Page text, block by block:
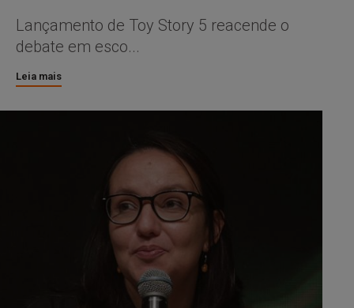
Lançamento de Toy Story 5 reacende o
debate em esco...
Leia mais